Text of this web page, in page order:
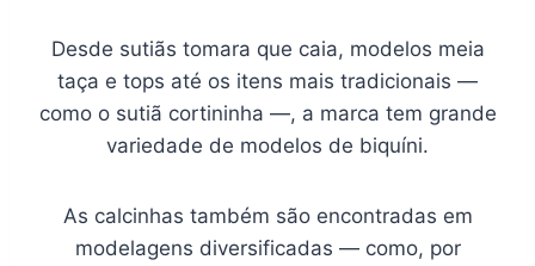
Desde sutiãs tomara que caia, modelos meia
taça e tops até os itens mais tradicionais —
como o sutiã cortininha —, a marca tem grande
variedade de modelos de biquíni.
As calcinhas também são encontradas em
modelagens diversificadas — como, por